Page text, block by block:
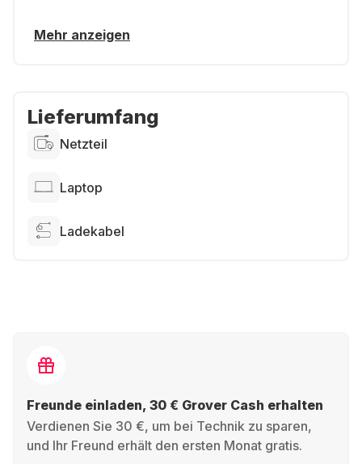
Mehr anzeigen
Lieferumfang
Netzteil
Laptop
Ladekabel
Freunde einladen, 30 € Grover Cash erhalten
Verdienen Sie 30 €, um bei Technik zu sparen,
und Ihr Freund erhält den ersten Monat gratis.